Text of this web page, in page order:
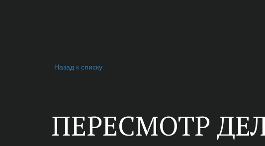
Назад к списку
ПЕРЕСМОТР